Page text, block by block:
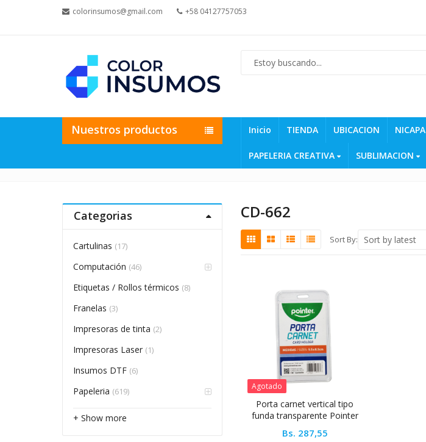
colorinsumos@gmail.com +58 04127757053
Nuestros productos Inicio TIENDA UBICACION NICAPA
PAPELERIA CREATIVA SUBLIMACION
CD-662
Sort By:
Agotado
Porta carnet vertical tipo
funda transparente Pointer
Bs. 287,55
Categorias
Cartulinas (17)
Computación (46)
Etiquetas / Rollos térmicos (8)
Franelas (3)
Impresoras de tinta (2)
Impresoras Laser (1)
Insumos DTF (6)
Papeleria (619)
+ Show more